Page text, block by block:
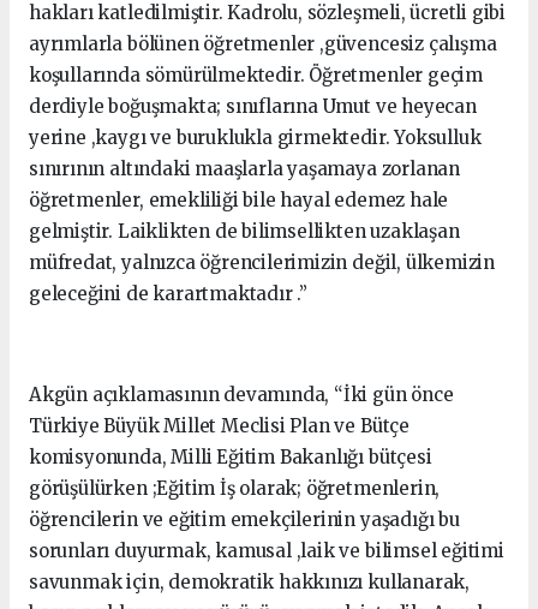
hakları katledilmiştir. Kadrolu, sözleşmeli, ücretli gibi
ayrımlarla bölünen öğretmenler ,güvencesiz çalışma
koşullarında sömürülmektedir. Öğretmenler geçim
derdiyle boğuşmakta; sınıflarına Umut ve heyecan
yerine ,kaygı ve buruklukla girmektedir. Yoksulluk
sınırının altındaki maaşlarla yaşamaya zorlanan
öğretmenler, emekliliği bile hayal edemez hale
gelmiştir. Laiklikten de bilimsellikten uzaklaşan
müfredat, yalnızca öğrencilerimizin değil, ülkemizin
geleceğini de karartmaktadır .”
Akgün açıklamasının devamında, “İki gün önce
Türkiye Büyük Millet Meclisi Plan ve Bütçe
komisyonunda, Milli Eğitim Bakanlığı bütçesi
görüşülürken ;Eğitim İş olarak; öğretmenlerin,
öğrencilerin ve eğitim emekçilerinin yaşadığı bu
sorunları duyurmak, kamusal ,laik ve bilimsel eğitimi
savunmak için, demokratik hakkınızı kullanarak,